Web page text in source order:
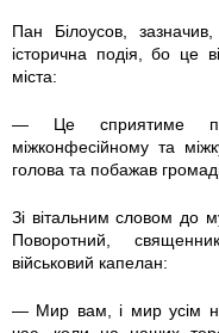
Пан Білоусов,
історична подія, бо це
міста:
— Це сприятиме
міжконфесійному та
голова та побажав
Зі вітальним словом до
Поворотний,
військовий капелан:
— Мир вам, і мир усім